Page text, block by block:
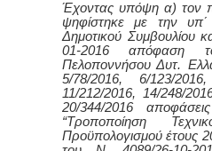
Έχοντας υπόψη α)τον
ψηφίστηκε με την
Δημοτικού Συμβουλίου
01-2016 απόφαση
Πελοποννήσου Δυτ.
5/78/2016, 6/123/
11/212/2016, 14/248/
20/344/2016
“Τροποποίηση
Προϋπολογισμού έτους